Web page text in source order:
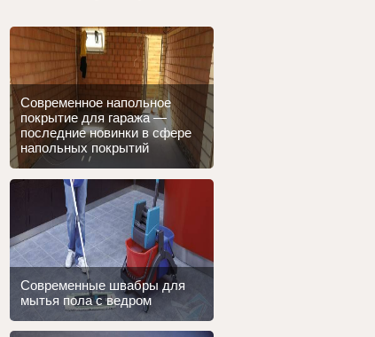
Современное напольное
покрытие для гаража —
последние новинки в сфере
напольных покрытий
Современные швабры для
мытья пола с ведром